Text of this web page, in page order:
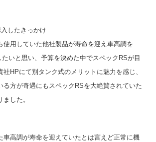
したきっかけ
使用していた他社製品が寿命を迎え車高調を
いと思い、予算を決めた中でスペックRSが目
社HPにて別タンク式のメリットに魅力を感じ、
る方が奇遇にもスペックRSを大絶賛されていた
した。
車高調が寿命を迎えていたとは言えど正常に機